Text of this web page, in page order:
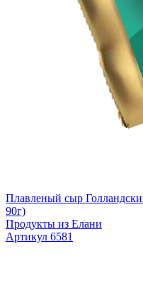
Плавленый сыр
90г)
Продукты из Елани
Артикул 6581